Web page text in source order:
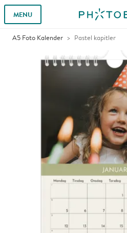
MENU
A5 Foto Kalender Pastel kapitler